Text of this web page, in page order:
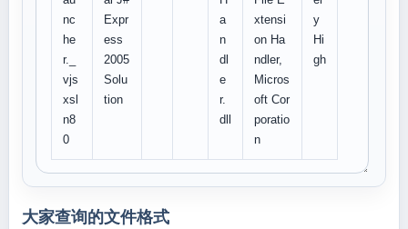
nc
he
r._
vjs
xsl
n8
0
Expr
ess
2005
Solu
tion
a
n
dl
e
r.
dll
xtensi
on Ha
ndler,
Micros
oft Cor
poratio
n
y
Hi
gh
大家查询的文件格式